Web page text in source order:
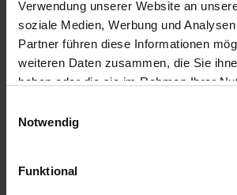
Verwendung unserer Website an
soziale Medien, Werbung und
Partner führen diese Informationen
weiteren Daten zusammen, die Sie
haben oder die sie im Rahmen Ihrer
Notwendig
Funktional